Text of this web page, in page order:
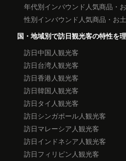
年代別インバウンド人気商品・
性別インバウンド人気商品・お
国・地域別で訪日観光客の特性を
訪日中国人観光客
訪日台湾人観光客
訪日香港人観光客
訪日韓国人観光客
訪日タイ人観光客
訪日シンガポール人観光客
訪日マレーシア人観光客
訪日インドネシア人観光客
訪日フィリピン人観光客